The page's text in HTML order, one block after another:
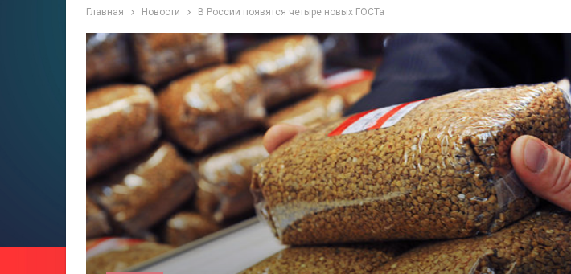
Главная Новости В России появятся четыре новых ГОСТа